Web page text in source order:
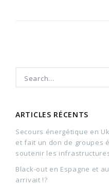
ARTICLES RÉCENTS
Secours énergétique en
et fait un don de groupes
soutenir les
Black-out en Espagne et
arrivait !?